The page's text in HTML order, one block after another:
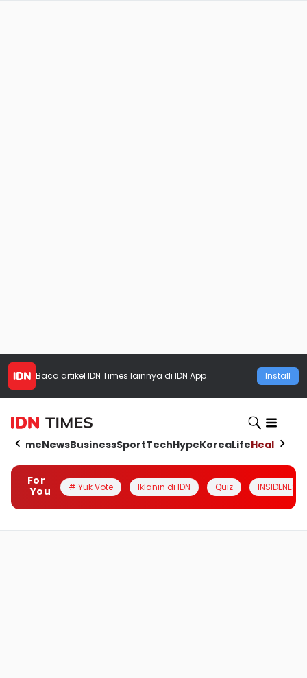
Baca artikel IDN Times lainnya di IDN App Install
HomeNewsBusinessSportTechHypeKoreaLifeHealth
For
You
# Yuk Vote Iklanin di IDN Quiz INSIDENESIA